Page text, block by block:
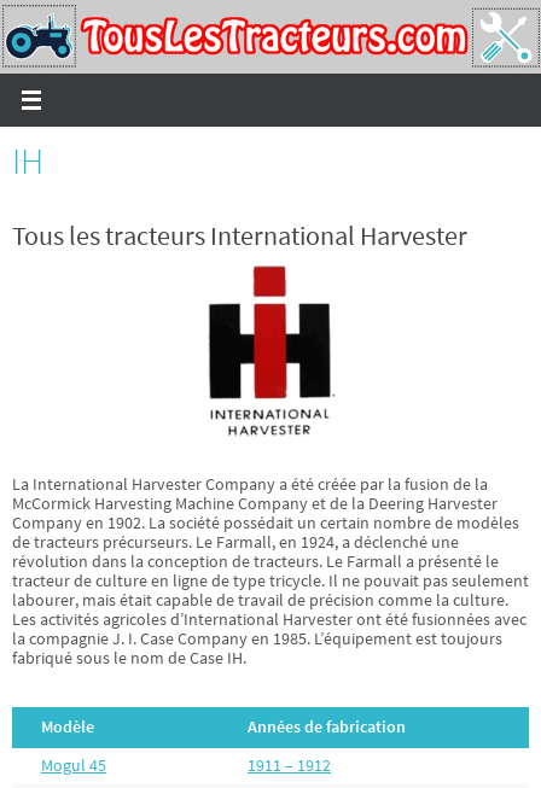
Passer
vers
le
contenu
IH
Tous les tracteurs International Harvester
La International Harvester Company a été créée par la fusion de la
McCormick Harvesting Machine Company et de la Deering Harvester
Company en 1902. La société possédait un certain nombre de modèles
de tracteurs précurseurs. Le Farmall, en 1924, a déclenché une
révolution dans la conception de tracteurs. Le Farmall a présenté le
tracteur de culture en ligne de type tricycle. Il ne pouvait pas seulement
labourer, mais était capable de travail de précision comme la culture.
Les activités agricoles d’International Harvester ont été fusionnées avec
la compagnie J. I. Case Company en 1985. L’équipement est toujours
fabriqué sous le nom de Case IH.
Modèle
Années de fabrication
Mogul 45
1911 – 1912